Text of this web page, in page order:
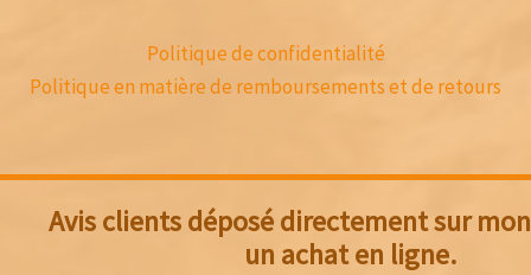
Politique de confidentialité
Politique en matière de remboursements et de retours
Avis clients déposé directement sur
un achat en ligne.